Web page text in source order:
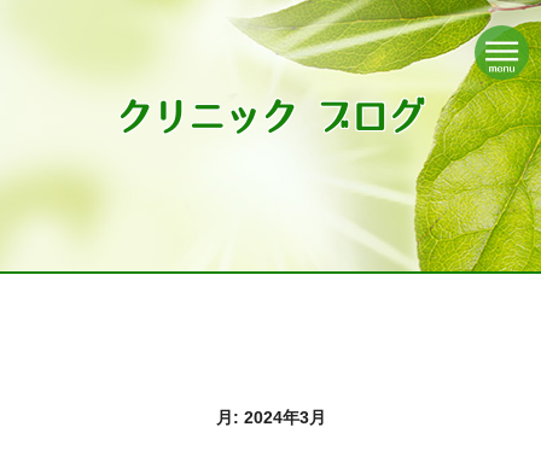
クリニック ブログ
月: 2024年3月